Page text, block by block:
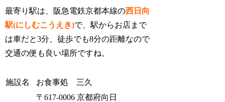
最寄り駅は、 阪急電鉄京都本線の西日向
駅(にしむこうえき)で、駅からお店まで
は車だと3分、徒歩でも8分の距離なので
交通の便も良い場所ですね。
施設名 お食事処 三久
〒617-0006 京都府向日